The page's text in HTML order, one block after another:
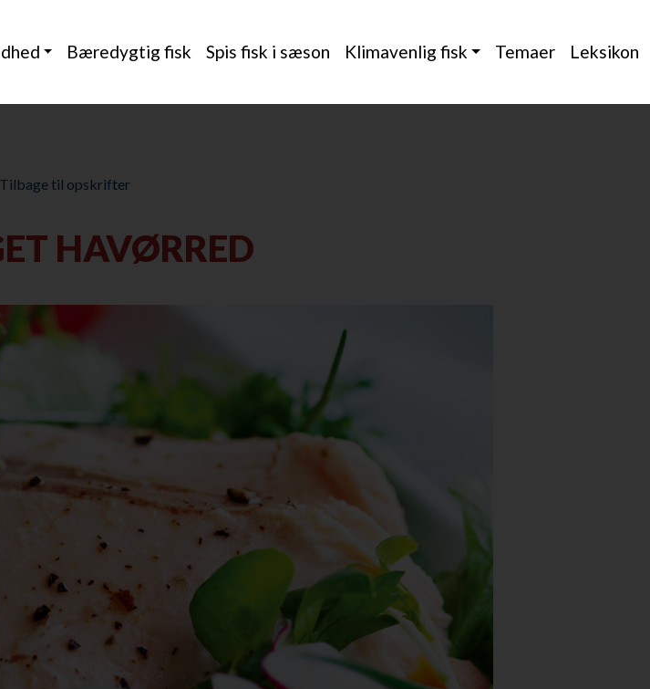
Bæredygtig fisk Spis fisk i sæson Klimavenlig fisk Temaer Leksikon
Tilbage til opskrifter
HAVØRRED